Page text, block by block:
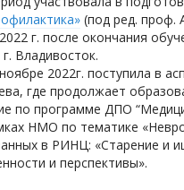
(под ред. проф.
г. после окончания
г. Владивосток.
2022г. поступила в
где продолжает
по программе ДПО
НМО по тематике
в РИНЦ: «Старение и
и перспективы».